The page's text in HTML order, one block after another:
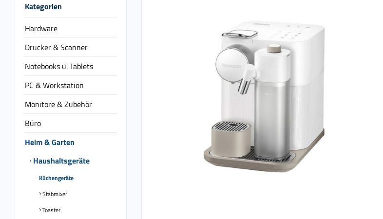
Kategorien
Hardware
Drucker & Scanner
Notebooks u. Tablets
PC & Workstation
Monitore & Zubehör
Büro
Heim & Garten
Haushaltsgeräte
Küchengeräte
Stabmixer
Toaster